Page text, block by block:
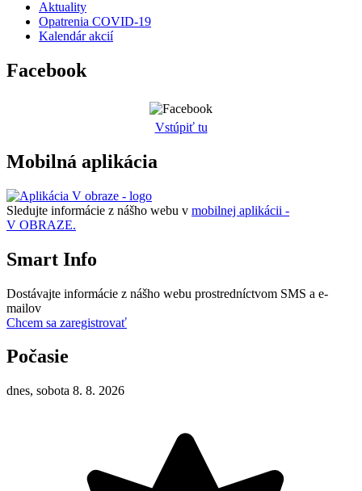
Aktuality
Opatrenia COVID-19
Kalendár akcií
Facebook
Vstúpiť tu
Mobilná aplikácia
Sledujte informácie z nášho webu v mobilnej aplikácii -
V OBRAZE.
Smart Info
Dostávajte informácie z nášho webu prostredníctvom SMS a e-
mailov
Chcem sa zaregistrovať
Počasie
dnes, sobota 8. 8. 2026